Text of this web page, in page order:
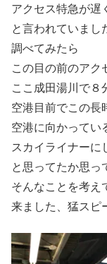
アクセス特急が遅
と言われていまし
調べてみたら
この目の前のアク
ここ成田湯川で８
空港目前でこの長
空港に向かってい
スカイライナーに
と思ってたか思っ
そんなことを考え
来ました、猛スピ